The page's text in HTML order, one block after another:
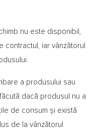
nu este disponibil,
contractul, iar vânzătorul
a produsului sau
dacă produsul nu a
de consum și există
de la vânzătorul